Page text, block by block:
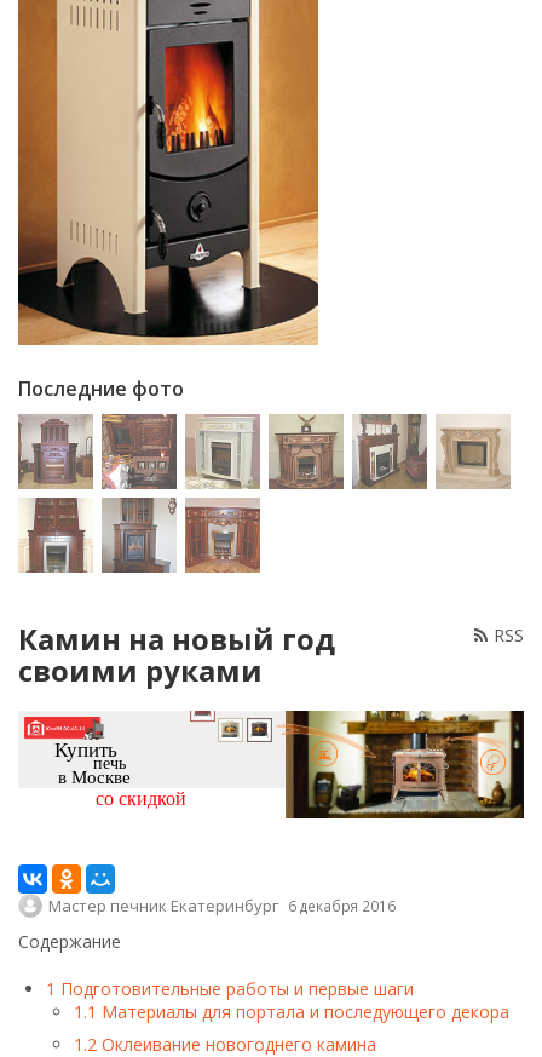
Последние фото
RSS
Камин на новый год
своими руками
Купить
печь
в Москве
со скидкой
Мастер печник Екатеринбург 6 декабря 2016
Содержание
1 Подготовительные работы и первые шаги
1.1 Материалы для портала и последующего декора
1.2 Оклеивание новогоднего камина